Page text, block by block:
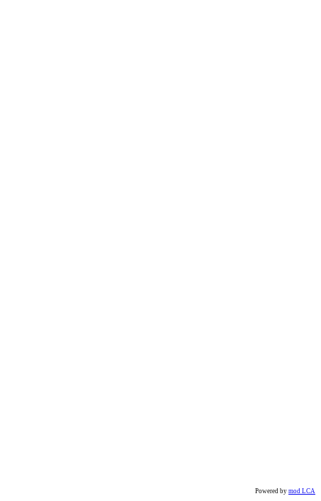
Powered by mod LCA